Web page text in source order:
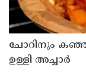
ചോറിനും
ഉള്ളി അച്ചാർ